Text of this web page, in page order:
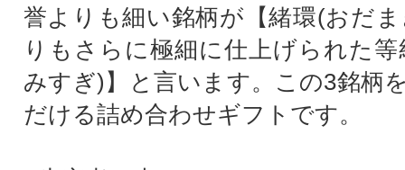
誉よりも細い銘柄が【緒環(おだ
りもさらに極細に仕上げられた
みすぎ)】と言います。この3銘柄
だける詰め合わせギフトです。